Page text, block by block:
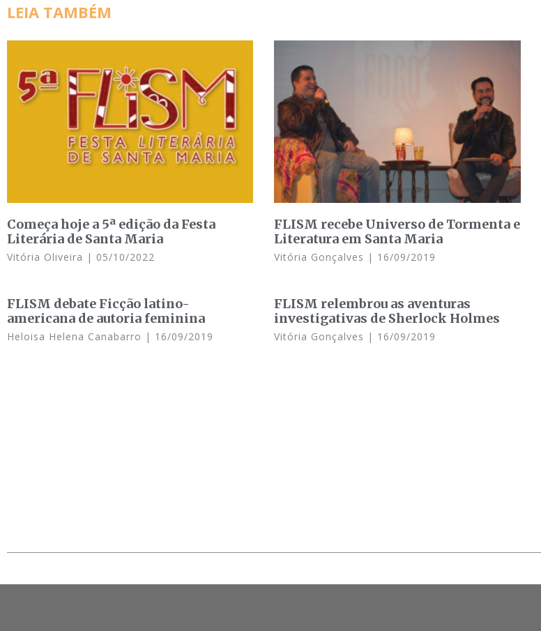
LEIA TAMBÉM
Começa hoje a 5ª edição da Festa
Literária de Santa Maria
Vitória Oliveira 05/10/2022
FLISM recebe Universo de Tormenta e
Literatura em Santa Maria
Vitória Gonçalves 16/09/2019
FLISM debate Ficção latino-
americana de autoria feminina
Heloisa Helena Canabarro 16/09/2019
FLISM relembrou as aventuras
investigativas de Sherlock Holmes
Vitória Gonçalves 16/09/2019